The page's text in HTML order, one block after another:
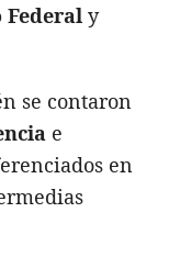
Federal y
se contaron
e
en